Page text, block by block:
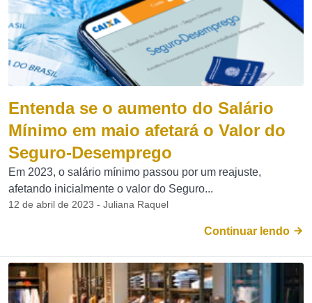
Entenda se o aumento do Salário
Mínimo em maio afetará o Valor do
Seguro-Desemprego
Em 2023, o salário mínimo passou por um reajuste,
afetando inicialmente o valor do Seguro...
12 de abril de 2023 - Juliana Raquel
Continuar lendo